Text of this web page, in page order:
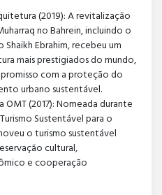
(2019): A revitalização
no Bahrein, incluindo o
Ebrahim, recebeu um
mais prestigiados do mundo,
com a proteção do
urbano sustentável.
OMT (2017): Nomeada durante
Sustentável para o
o turismo sustentável
cultural,
e cooperação